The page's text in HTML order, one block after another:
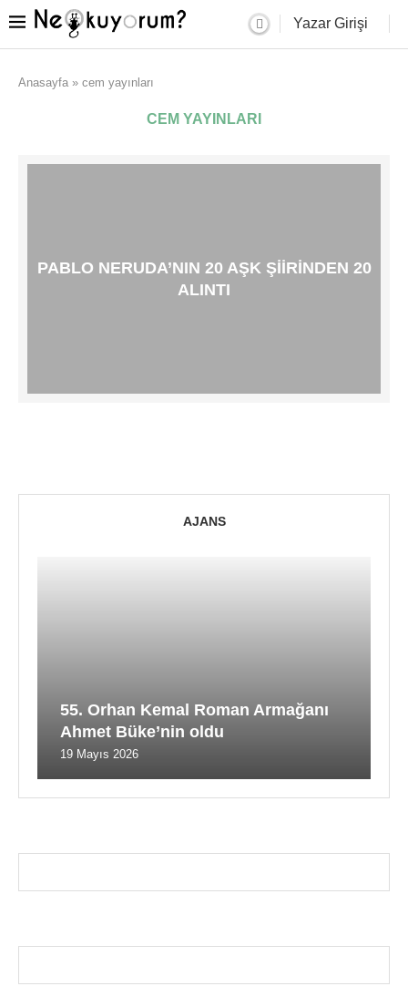
Yazar Girişi
Anasayfa » cem yayınları
CEM YAYINLARI
PABLO NERUDA’NIN 20 AŞK ŞIIRINDEN 20
ALINTI
AJANS
55. Orhan Kemal Roman Armağanı
Ahmet Büke’nin oldu
19 Mayıs 2026